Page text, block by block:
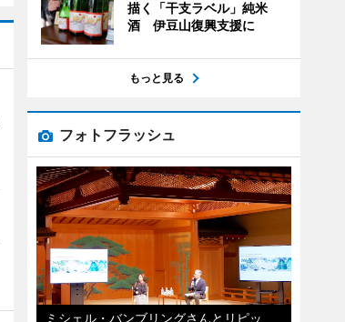
描く「干支ラベル」純米
酒 伊豆山復興支援に
もっと見る
フォトフラッシュ
ミシェル・バンブリングさんとリピッ